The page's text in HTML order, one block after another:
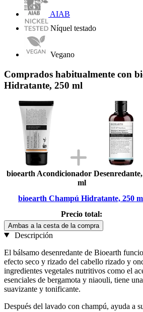
AIAB
Níquel testado
Vegano
Comprados habitualmente con
Hidratante, 250 ml
bioearth Acondicionador
ml
bioearth Champú Hidratante, 250
Precio total:
Ambas a la cesta de la compra
Descripción
El bálsamo desenredante de Bioearth
efecto seco y rizado del cabello rizado y
ingredientes vegetales nutritivos como el
esenciales de bergamota y niaouli, tiene
suavizante y tonificante.
Después del lavado con champú, ayuda a